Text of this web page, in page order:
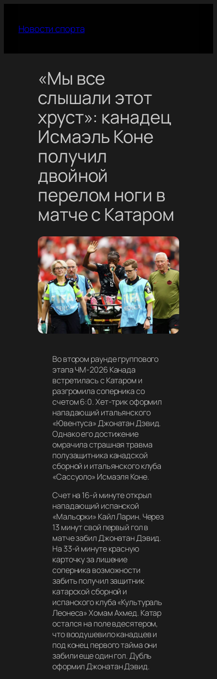
содержимому
Новости спорта
«Мы все
слышали этот
хруст»: канадец
Исмаэль Коне
получил
двойной
перелом ноги в
матче с Катаром
Во втором раунде группового
этапа ЧМ-2026 Канада
встретилась с Катаром и
разгромила соперника со
счетом 6:0. Хет-трик оформил
нападающий итальянского
«Ювентуса» Джонатан Дэвид.
Однако его достижение
омрачила страшная травма
полузащитника канадской
сборной и итальянского клуба
«Сассуоло» Исмаэля Коне.
Счет на 16-й минуте открыл
нападающий испанской
«Мальорки» Кайл Ларин. Через
13 минут свой первый гол в
матче забил Джонатан Дэвид.
На 33-й минуте красную
карточку за лишение
соперника возможности
забить получил защитник
катарской сборной и
испанского клуба «Культураль
Леонеса» Хомам Ахмед. Катар
остался на поле вдесятером,
что воодушевило канадцев и
под конец первого тайма они
забили еще один гол. Дубль
оформил Джонатан Дэвид.